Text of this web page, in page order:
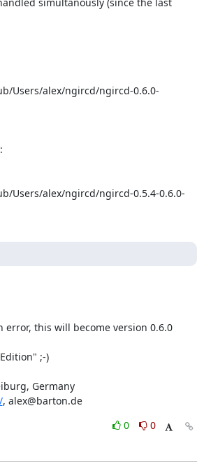
Users/alex/ngircd/ngircd-0.6.0-
Users/alex/ngircd/ngircd-0.5.4-0.6.0-
error, this will become version 0.6.0
;-)
Alexander Barton, Freiburg, Germany
, alex@barton.de
0
0